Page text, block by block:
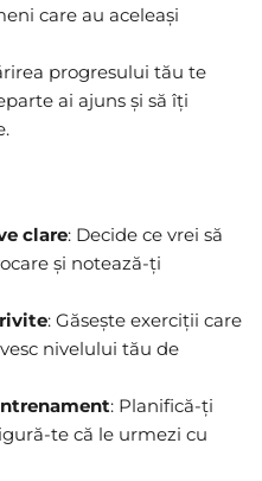
care au aceleași
progresului tău te
ai ajuns și să îți
clare: Decide ce vrei să
și notează-ți
: Găsește exerciții care
nivelului tău de
: Planifică-ți
te că le urmezi cu